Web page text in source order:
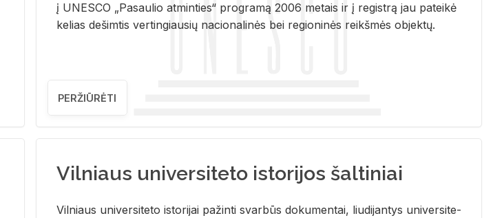
į UNESCO „Pasaulio atminties“ programą 2006 metais ir į registrą jau pateikė
kelias dešimtis vertingiausių nacionalinės bei regioninės reikšmės objektų.
PERŽIŪRĖTI
Vilniaus universiteto istorijos šaltiniai
Vil­niaus uni­ver­si­te­to is­to­ri­jai pa­žin­ti svar­būs do­ku­men­tai, liu­di­jan­tys uni­ver­si­te­